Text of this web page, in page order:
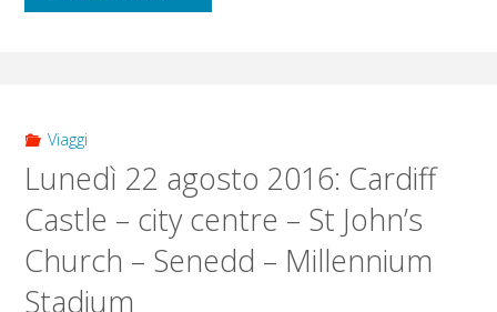
Tyntesfield
House
–
Viaggi
Lunedì 22 agosto 2016: Cardiff
Castle – city centre – St John’s
Church – Senedd – Millennium
Stadium